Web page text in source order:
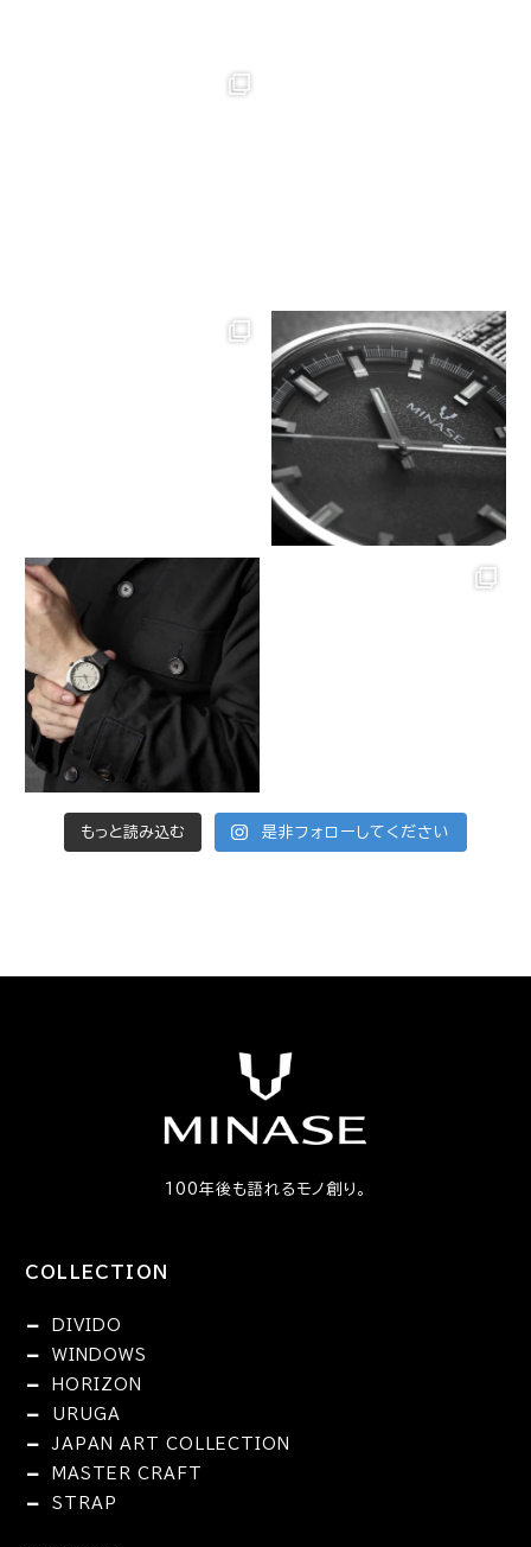
もっと読み込む 是非フォローしてください
100年後も語れるモノ創り。
COLLECTION
DIVIDO
WINDOWS
HORIZON
URUGA
JAPAN ART COLLECTION
MASTER CRAFT
STRAP